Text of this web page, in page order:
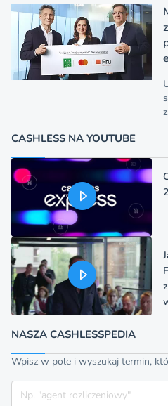
CASHLESS NA YOUTUBE
NASZA CASHLESSPEDIA
Wpisz w pole i wyszukaj termin,
Szukaj